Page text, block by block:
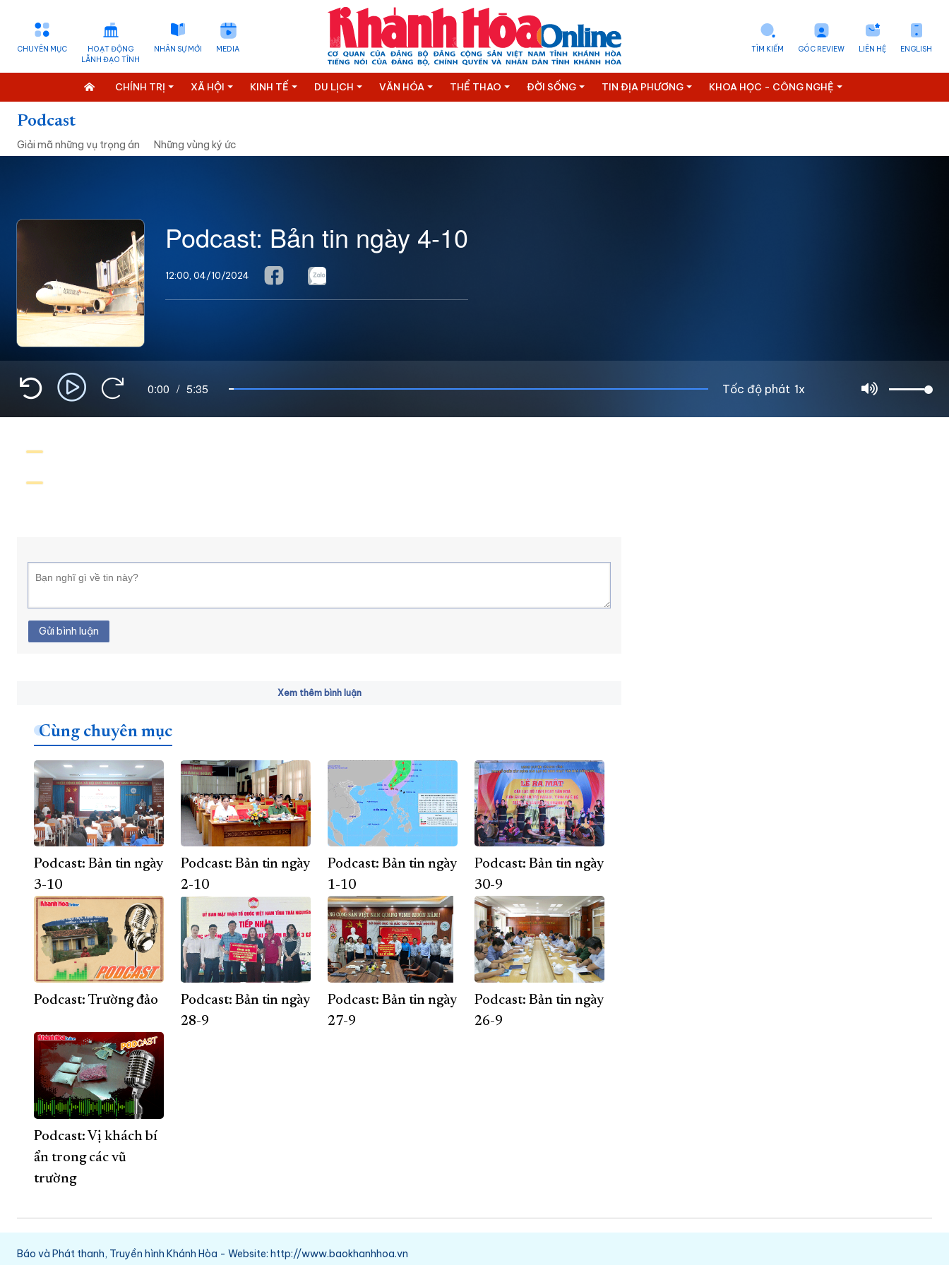
CHUYÊN MỤC
HOẠT ĐỘNG
LÃNH ĐẠO TỈNH
NHÂN SỰ MỚI MEDIA ENGLISH
LIÊN HỆ
GÓC REVIEW
TÌM KIẾM
CHÍNH TRỊ XÃ HỘI KINH TẾ DU LỊCH VĂN HÓA THỂ THAO ĐỜI SỐNG TIN ĐỊA PHƯƠNG KHOA HỌC - CÔNG NGHỆ
Podcast
Giải mã những vụ trọng án Những vùng ký ức
Podcast: Bản tin ngày 4-10
12:00, 04/10/2024
0:00 / 5:35 Tốc độ phát 1x
Gửi bình luận
Xem thêm bình luận
Cùng chuyên mục
Podcast: Bản tin ngày
3-10
Podcast: Bản tin ngày
2-10
Podcast: Bản tin ngày
1-10
Podcast: Bản tin ngày
30-9
Podcast: Trường đảo
Podcast: Bản tin ngày
28-9
Podcast: Bản tin ngày
27-9
Podcast: Bản tin ngày
26-9
Podcast: Vị khách bí
ẩn trong các vũ
trường
Báo và Phát thanh, Truyền hình Khánh Hòa - Website: http://www.baokhanhhoa.vn